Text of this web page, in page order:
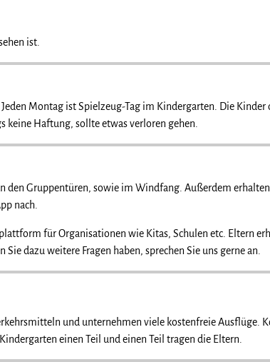
ist.
Montag ist Spielzeug-Tag im Kindergarten. Die Kinder
keine Haftung, sollte etwas verloren gehen.
den Gruppentüren, sowie im Windfang. Außerdem
nach.
für Organisationen wie Kitas, Schulen etc. Eltern
dazu weitere Fragen haben, sprechen Sie uns gerne an.
und unternehmen viele kostenfreie Ausflüge.
einen Teil und einen Teil tragen die Eltern.